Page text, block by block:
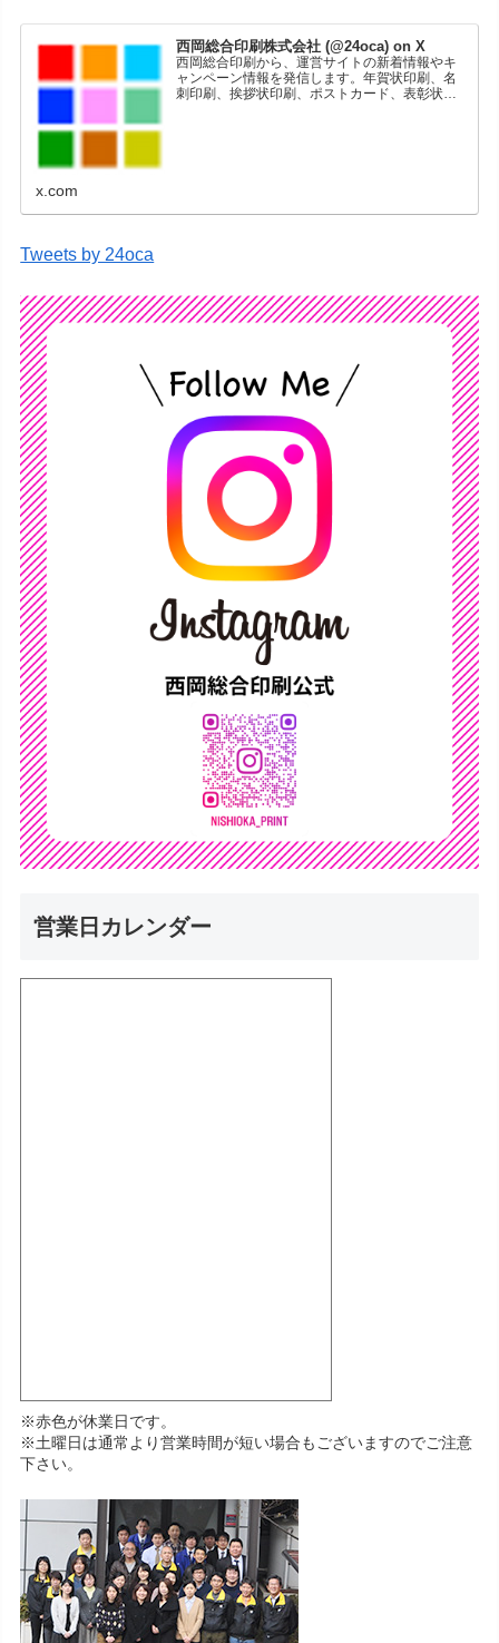
西岡総合印刷株式会社 (@24oca) on X
西岡総合印刷から、運営サイトの新着情報やキ
ャンペーン情報を発信します。年賀状印刷、名
刺印刷、挨拶状印刷、ポストカード、表彰状印
x.com
Tweets by 24oca
営業日カレンダー
※赤色が休業日です。
※土曜日は通常より営業時間が短い場合もございますのでご注意
下さい。